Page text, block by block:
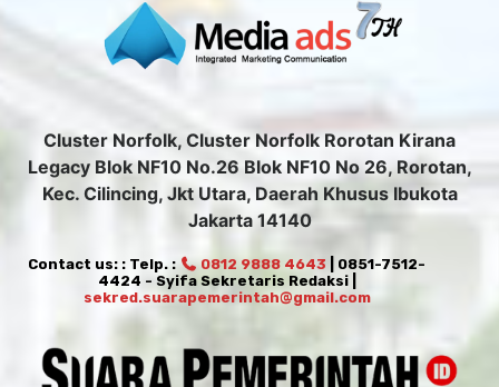
Cluster Norfolk, Cluster Norfolk Rorotan Kirana
Legacy Blok NF10 No.26 Blok NF10 No 26, Rorotan,
Kec. Cilincing, Jkt Utara, Daerah Khusus Ibukota
Jakarta 14140
Contact us: : Telp. : 0812 9888 4643 | 0851-7512-
4424 - Syifa Sekretaris Redaksi |
sekred.suarapemerintah@gmail.com